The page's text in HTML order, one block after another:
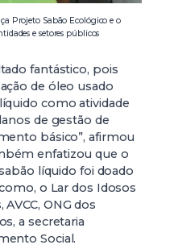
Projeto Sabão Ecológico e o
e setores públicos
fantástico, pois
de óleo usado
como atividade
de gestão de
básico”, afirmou
enfatizou que o
líquido foi doado
o Lar dos Idosos
ONG dos
a secretaria
Social.